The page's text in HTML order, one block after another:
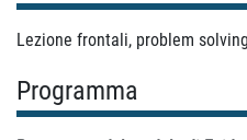
Lezione frontali, problem
Programma